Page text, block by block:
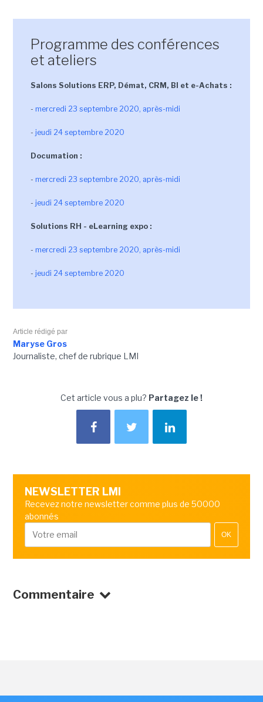
Programme des conférences
et ateliers
Salons Solutions ERP, Démat, CRM, BI et e-Achats :
- mercredi 23 septembre 2020, après-midi
- jeudi 24 septembre 2020
Documation :
- mercredi 23 septembre 2020, après-midi
- jeudi 24 septembre 2020
Solutions RH - eLearning expo :
- mercredi 23 septembre 2020, après-midi
- jeudi 24 septembre 2020
Article rédigé par
Maryse Gros
Journaliste, chef de rubrique LMI
Cet article vous a plu? Partagez le !
NEWSLETTER LMI
Recevez notre newsletter comme plus de 50000
abonnés
OK
Commentaire